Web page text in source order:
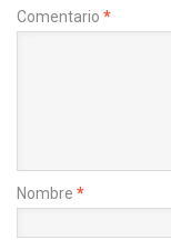
Comentario *
Nombre *